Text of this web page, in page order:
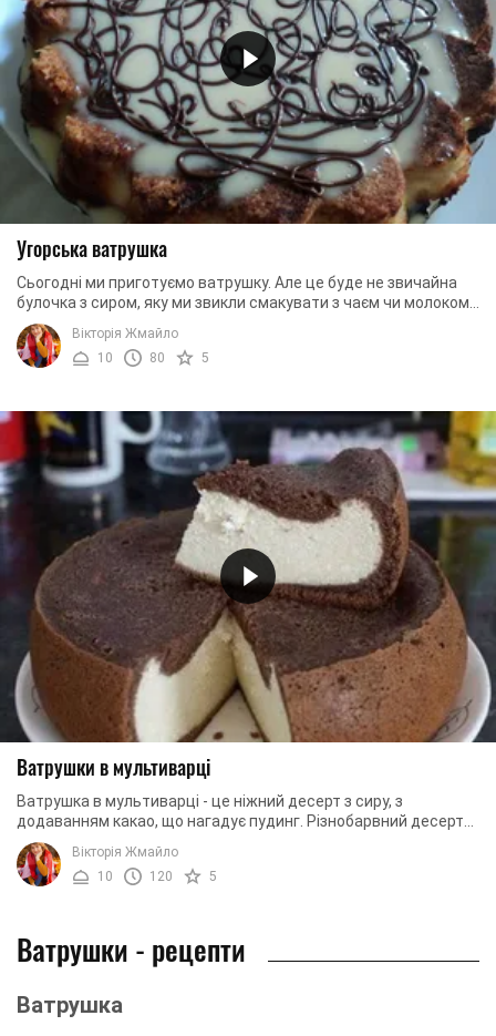
Угорська ватрушка
Сьогодні ми приготуємо ватрушку. Але це буде не звичайна
булочка з сиром, яку ми звикли смакувати з чаєм чи молоком.
Сьогодні приготуємо вишукану ...
Вікторія Жмайло
10
80 5
Ватрушки в мультиварці
Ватрушка в мультиварці - це ніжний десерт з сиру, з
додаванням какао, що нагадує пудинг. Різнобарвний десерт
приверне увагу не тільки дорослих, але і ...
Вікторія Жмайло
10
120 5
Ватрушки - рецепти
Ватрушка